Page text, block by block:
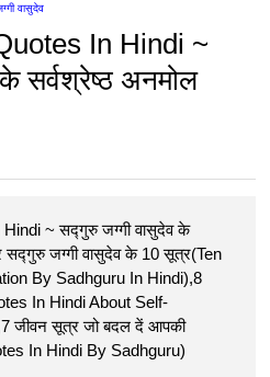
वासुदेव
In Hindi ~
सर्वश्रेष्ठ अनमोल
~ सद्गुरु जग्गी वासुदेव के
सद्गुरु जग्गी वासुदेव के 10 सूत्र(Ten
By Sadhguru In Hindi),8
In Hindi About Self-
जीवन सूत्र जो बदल दें आपकी
In Hindi By Sadhguru)